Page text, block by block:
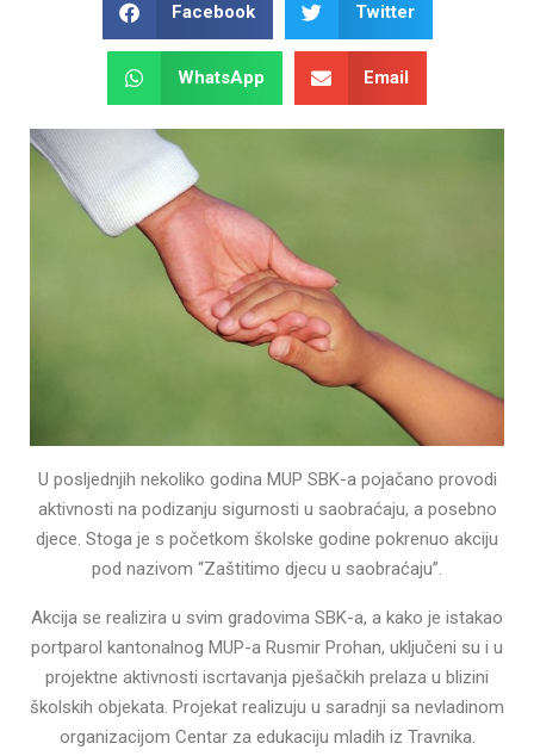
Facebook Twitter
WhatsApp Email
U posljednjih nekoliko godina MUP SBK-a pojačano provodi
aktivnosti na podizanju sigurnosti u saobraćaju, a posebno
djece. Stoga je s početkom školske godine pokrenuo akciju
pod nazivom “Zaštitimo djecu u saobraćaju”.
Akcija se realizira u svim gradovima SBK-a, a kako je istakao
portparol kantonalnog MUP-a Rusmir Prohan, uključeni su i u
projektne aktivnosti iscrtavanja pješačkih prelaza u blizini
školskih objekata. Projekat realizuju u saradnji sa nevladinom
organizacijom Centar za edukaciju mladih iz Travnika.